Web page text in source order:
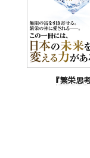
『繁栄思考